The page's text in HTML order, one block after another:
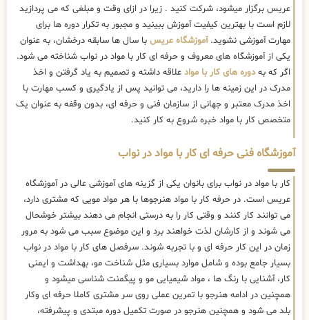
عریس برگزار میشود، شرکت کنید . زیرا در ازای وقت و مبلغی که می پردازید
لازم است با بهترین کیفیت آموزش ببینید و مجبور به تکرار دوره ها برای
مهارت آموزشی نشوید.آموزشگاه عریس با سال ها سابقه درخشان، به عنوان
یکی از آموزشگاه های معروف و حرفه ای کار با مواد در نواب شناخته می شود.
اگر که بهدوره های کار با مواد علاقه داشته و تصمیم به یاد گرفتن و اخذ
مدرک در این زمینه ها را دارید، می توانید پس از یادگیری و کسب مهارت با
اخذ مدرک معتبر و جهانی از سازمان فنی و حرفه ای، بدون وقفه به عنوان یک
متخصص کار با مواد خبره شروع به کار کنید.
آموزشگاه فنی حرفه ای کار با مواد در نواب
کار با مواد در نواب برای بانوان یکی از گزینه های آموزشی عالی در آموزشگاه
عریس است. در حرفه کار با مواد هنرجوها با هر مواد مویی که مشتری دارد،
می توانند کار کنند و وقتی کار را به درستی انجام می دهند بیشتر خوشحال
می شوند و از کارشان لذت خواهند برد و این موضوع سبب می شود به مرور
زمان در این کار حرفه ای و با تجربه شوند. سرفصل های کار با مواد در نواب
بسیار جامع بوده و شامل موارد بسیاری مثل شناخت مو، بهداشت و ایمنی
کار، آشنایی با رنگ ها ، مواد شیمیایی مو و پیگمنت شناسی میشود و
همچنین در ادامه هنرجو با تمرین عملی روی سر مشتری کاملا حرفه ای وکار
بلد می شود و همچنین هنرجو در صورت تکمیل دوره مبتدی و پیشرفته،